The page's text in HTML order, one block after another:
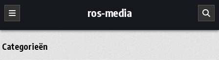
Ga
naar
de
inhoud
ros-media
Categorieën